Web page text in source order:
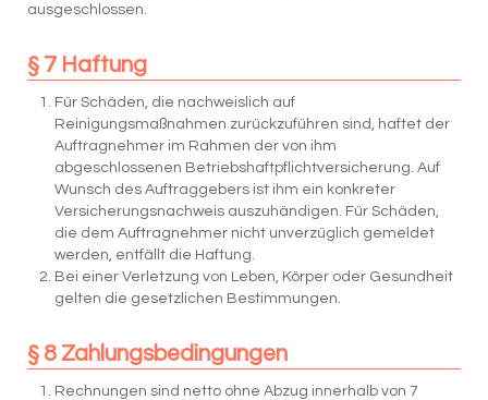
ausgeschlossen.
§ 7 Haftung
Für Schäden, die nachweislich auf
Reinigungsmaßnahmen zurückzuführen sind, haftet der
Auftragnehmer im Rahmen der von ihm
abgeschlossenen Betriebshaftpflichtversicherung. Auf
Wunsch des Auftraggebers ist ihm ein konkreter
Versicherungsnachweis auszuhändigen. Für Schäden,
die dem Auftragnehmer nicht unverzüglich gemeldet
werden, entfällt die Haftung.
Bei einer Verletzung von Leben, Körper oder Gesundheit
gelten die gesetzlichen Bestimmungen.
§ 8 Zahlungsbedingungen
Rechnungen sind netto ohne Abzug innerhalb von 7